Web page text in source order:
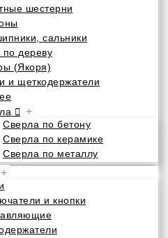
шестерни
сальники
дереву
(Якоря)
и щеткодержатели
+
Сверла по бетону
Сверла по керамике
Сверла по металлу
+
и кнопки